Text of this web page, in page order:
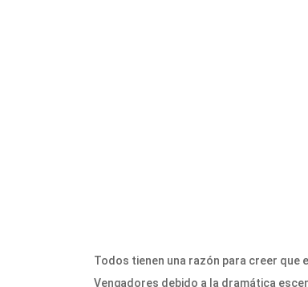
Todos tienen una razón para creer que
Vengadores debido a la dramática